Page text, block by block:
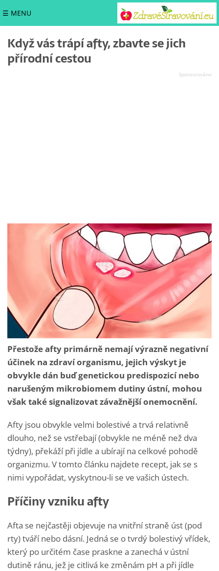
☰ MENU
Když vás trápí afty, zbavte se jich
přírodní cestou
Přestože afty primárně nemají výrazně negativní
účinek na zdraví organismu, jejich výskyt je
obvykle dán buď genetickou predispozicí nebo
narušeným mikrobiomem dutiny ústní, mohou
však také signalizovat závažnější onemocnění.
Afty jsou obvykle velmi bolestivé a trvá relativně
dlouho, než se vstřebají (obvykle ne méně než dva
týdny), překáží při jídle a ubírají na celkové pohodě
organizmu. V tomto článku najdete recept, jak se s
nimi vypořádat, vyskytnou-li se ve vašich ústech.
Příčiny vzniku afty
Afta se nejčastěji objevuje na vnitřní straně úst (pod
rty) tváří nebo dásní. Jedná se o tvrdý bolestivý vřídek,
který po určitém čase praskne a zanechá v ústní
dutině ránu, jež je citlivá ke změnám pH a při jídle